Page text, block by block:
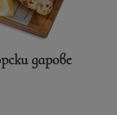
дарове